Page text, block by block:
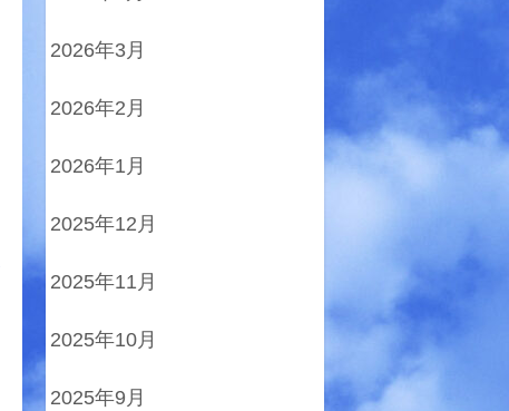
2026年3月
2026年2月
2026年1月
2025年12月
2025年11月
2025年10月
2025年9月